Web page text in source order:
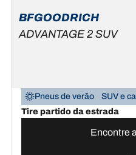
BFGOODRICH
ADVANTAGE 2 SUV
Pneus de verão
SUV e
Tire partido da estrada
Encontre